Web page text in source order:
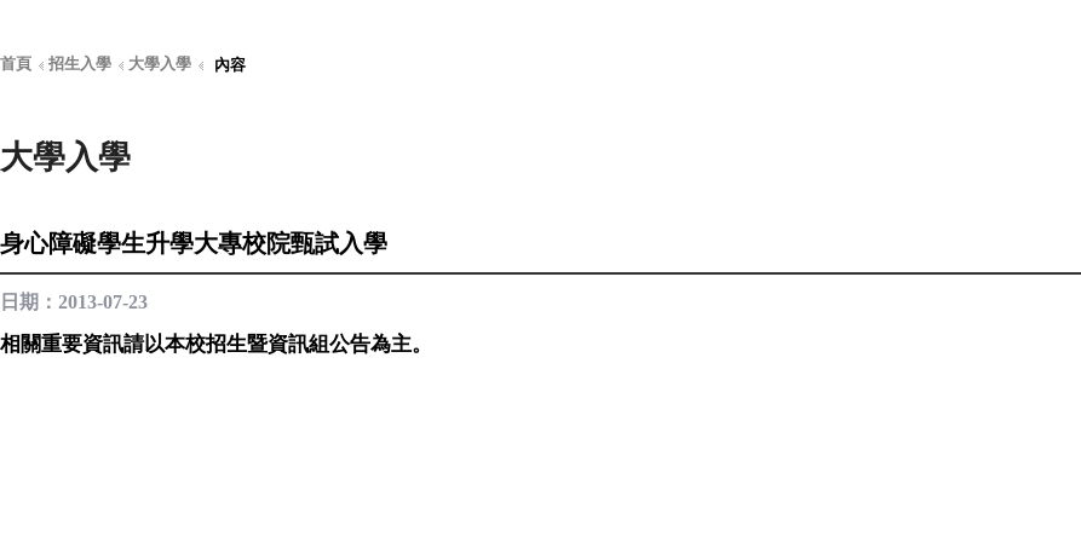
首頁 招生入學 大學入學 內容
大學入學
身心障礙學生升學大專校院甄試入學
日期：2013-07-23
相關重要資訊請以本校招生暨資訊組公告為主。